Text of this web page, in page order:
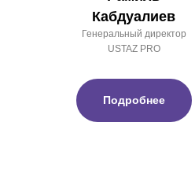
Генеральный директор
USTAZ PRO
Кабдуалиев
Подробнее